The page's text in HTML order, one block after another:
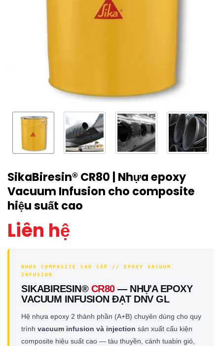
SikaBiresin® CR80 | Nhựa epoxy
Vacuum Infusion cho composite
hiệu suất cao
Liên hệ
NHỰA COMPOSITE CAO CẤP // EPOXY VACUUM
INFUSION
SIKABIRESIN® CR80— NHỰA EPOXY
VACUUM INFUSION ĐẠT DNV GL
Hệ nhựa epoxy 2 thành phần (A+B) chuyên dùng cho quy
trình vacuum infusion và injection sản xuất cấu kiện
composite hiệu suất cao — tàu thuyền, cánh tuabin gió,